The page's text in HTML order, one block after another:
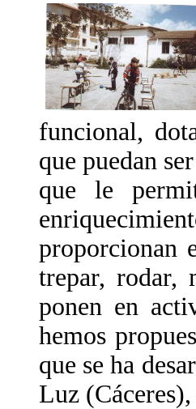
funcional,
que puedan
que le
proporcionan
trepar, rodar,
ponen en
hemos
que se ha
Luz